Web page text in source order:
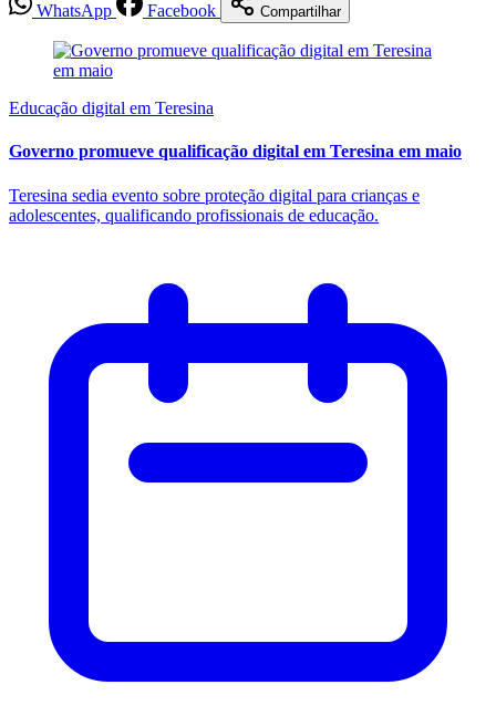
WhatsApp Facebook Compartilhar
Educação digital em Teresina
Governo promueve qualificação digital em Teresina em maio
Teresina sedia evento sobre proteção digital para crianças e
adolescentes, qualificando profissionais de educação.